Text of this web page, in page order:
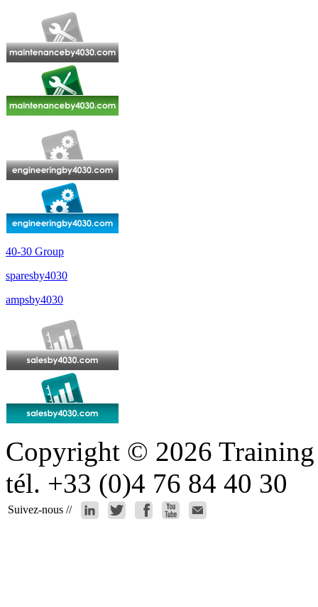
40-30 Group
sparesby4030
ampsby4030
Copyright © 2026 Training
tél. +33 (0)4 76 84 40 30
Suivez-nous //